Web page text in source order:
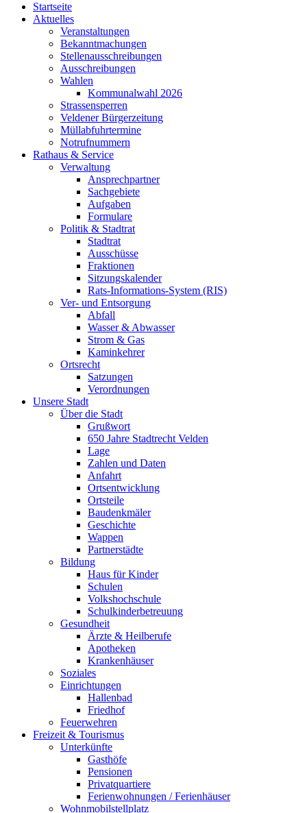
Startseite
Aktuelles
Veranstaltungen
Bekanntmachungen
Stellenausschreibungen
Ausschreibungen
Wahlen
Kommunalwahl 2026
Strassensperren
Veldener Bürgerzeitung
Müllabfuhrtermine
Notrufnummern
Rathaus & Service
Verwaltung
Ansprechpartner
Sachgebiete
Aufgaben
Formulare
Politik & Stadtrat
Stadtrat
Ausschüsse
Fraktionen
Sitzungskalender
Rats-Informations-System (RIS)
Ver- und Entsorgung
Abfall
Wasser & Abwasser
Strom & Gas
Kaminkehrer
Ortsrecht
Satzungen
Verordnungen
Unsere Stadt
Über die Stadt
Grußwort
650 Jahre Stadtrecht Velden
Lage
Zahlen und Daten
Anfahrt
Ortsentwicklung
Ortsteile
Baudenkmäler
Geschichte
Wappen
Partnerstädte
Bildung
Haus für Kinder
Schulen
Volkshochschule
Schulkinderbetreuung
Gesundheit
Ärzte & Heilberufe
Apotheken
Krankenhäuser
Soziales
Einrichtungen
Hallenbad
Friedhof
Feuerwehren
Freizeit & Tourismus
Unterkünfte
Gasthöfe
Pensionen
Privatquartiere
Ferienwohnungen / Ferienhäuser
Wohnmobilstellplatz